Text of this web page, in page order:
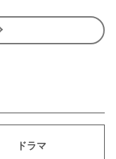
ドラマ